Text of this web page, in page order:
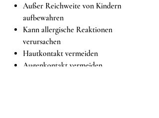
Außer Reichweite von Kindern
aufbewahren
Kann allergische Reaktionen
verursachen
Hautkontakt vermeiden
Augenkontakt vermeiden